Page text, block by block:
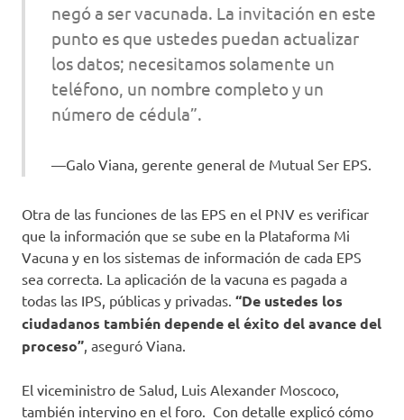
negó a ser vacunada. La invitación en este
punto es que ustedes puedan actualizar
los datos; necesitamos solamente un
teléfono, un nombre completo y un
número de cédula”.
Galo Viana, gerente general de Mutual Ser EPS.
Otra de las funciones de las EPS en el PNV es verificar
que la información que se sube en la Plataforma Mi
Vacuna y en los sistemas de información de cada EPS
sea correcta. La aplicación de la vacuna es pagada a
todas las IPS, públicas y privadas. “De ustedes los
ciudadanos también depende el éxito del avance del
proceso” , aseguró Viana.
El viceministro de Salud, Luis Alexander Moscoco,
también intervino en el foro. Con detalle explicó cómo